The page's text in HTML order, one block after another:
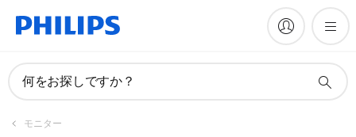
何をお探しですか？
モニター